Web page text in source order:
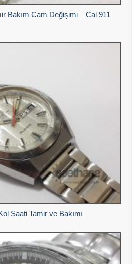
Bakım Cam Değişimi – Cal 911
Saati Tamir ve Bakımı